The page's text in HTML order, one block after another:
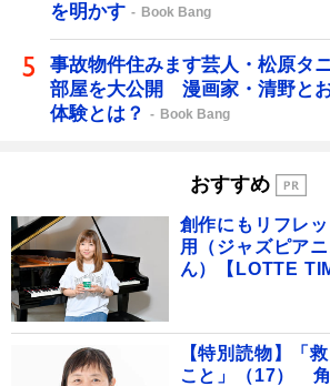
を明かす
Book Bang
事故物件住みます芸人・松原タ
部屋を大公開 漫画家・清野と
体験とは？
Book Bang
おすすめ
創作にもリフレ
用（ジャズピア
ん）【LOTTE
【特別読物】「
こと」（17）